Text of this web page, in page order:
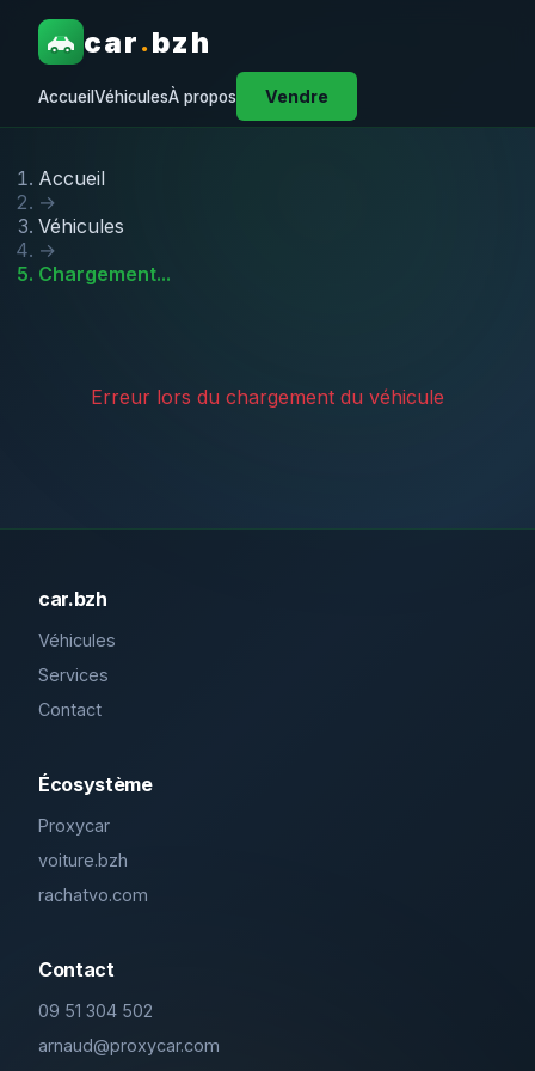
car . bzh
AccueilVéhiculesÀ propos Vendre
Accueil
→
Véhicules
→
Chargement...
Erreur lors du chargement du véhicule
car.bzh
Véhicules
Services
Contact
Écosystème
Proxycar
voiture.bzh
rachatvo.com
Contact
09 51 304 502
arnaud@proxycar.com